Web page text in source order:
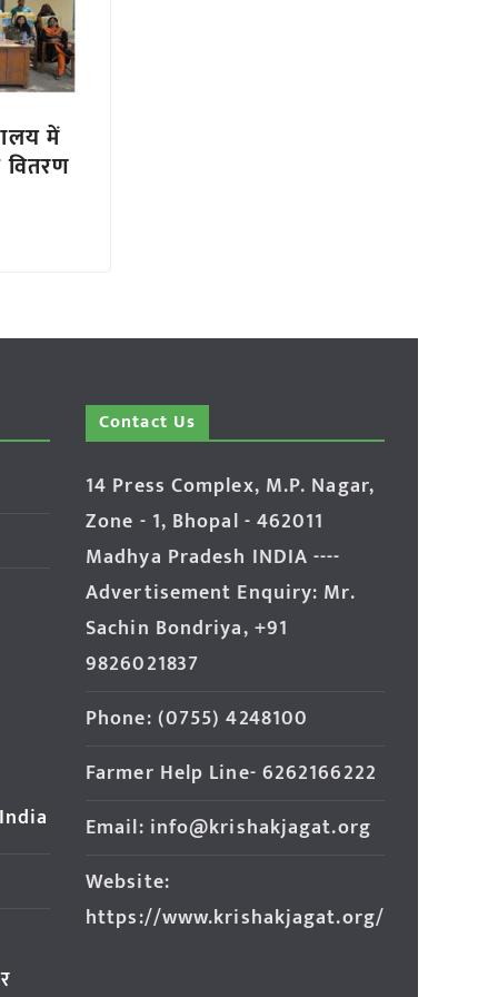
में
वितरण
Contact Us
14 Press Complex, M.P. Nagar,
Zone - 1, Bhopal - 462011
Madhya Pradesh INDIA ----
Advertisement Enquiry: Mr.
Sachin Bondriya, +91
9826021837
Phone: (0755) 4248100
Farmer Help Line- 6262166222
Email: info@krishakjagat.org
Website:
https://www.krishakjagat.org/